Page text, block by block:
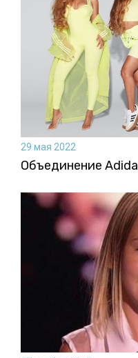
29 мая 2022
Объединение